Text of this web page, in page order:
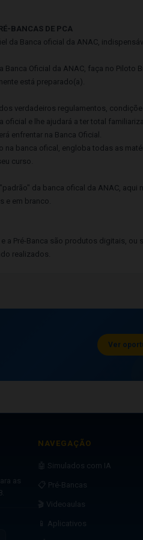
BANCAS DE PCA
da Banca oficial da ANAC,
Banca Oficial da ANAC, faça no Piloto
está preparado(a).
verdadeiros regulamentos,
oficial e lhe ajudará a ter total
enfrentar na Banca Oficial.
na banca ofical, engloba todas as
curso.
da banca ofical da ANAC,
e em branco.
a Pré-Banca são produtos digitais, ou
realizados.
Ver
as
NAVEGAÇÃO
🤖 Simulados com IA
📋 Pré-Bancas
🎬 Videoaulas
📱 Aplicativos